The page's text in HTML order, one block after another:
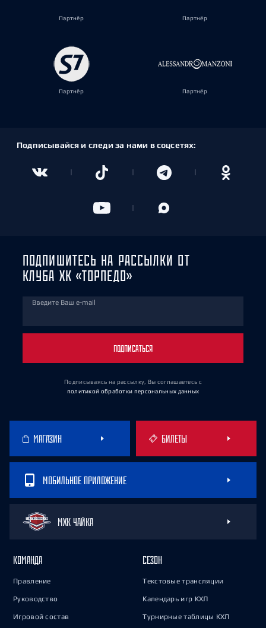
Партнёр Партнёр
Партнёр Партнёр
Подписывайся и следи за нами в соцсетях:
ПОДПИШИТЕСЬ НА РАССЫЛКИ ОТ
КЛУБА ХК «ТОРПЕДО»
Введите Ваш e-mail
ПОДПИСАТЬСЯ
Подписываясь на рассылку, Вы соглашаетесь с
политикой обработки персональных данных
МАГАЗИН БИЛЕТЫ
МОБИЛЬНОЕ ПРИЛОЖЕНИЕ
МХК ЧАЙКА
КОМАНДА
Правление
Руководство
Игровой состав
СЕЗОН
Текстовые трансляции
Календарь игр КХЛ
Турнирные таблицы КХЛ